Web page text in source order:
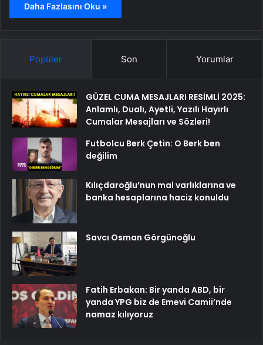
Daha Fazlasını Oku »
Popüler Son Yorumlar
GÜZEL CUMA MESAJLARI RESİMLİ 2025:
Anlamlı, Dualı, Ayetli, Yazılı Hayırlı
Cumalar Mesajları ve Sözleri!
Futbolcu Berk Çetin: O Berk ben
değilim
Kılıçdaroğlu’nun mal varlıklarına ve
banka hesaplarına haciz konuldu
Savcı Osman Görgünoğlu
Fatih Erbakan: Bir yanda ABD, bir
yanda YPG biz de Emevi Camii’nde
namaz kılıyoruz